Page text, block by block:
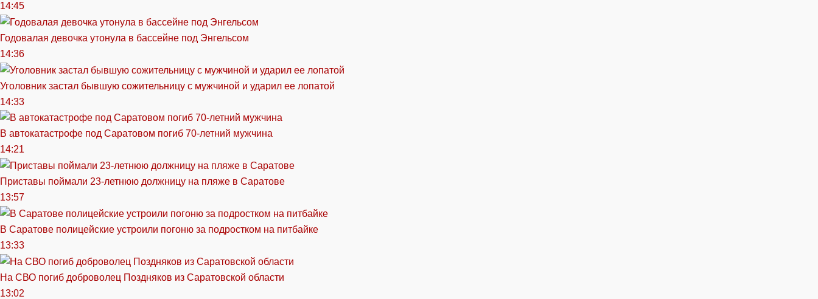
14:45
Годовалая девочка утонула в бассейне под Энгельсом
14:36
Уголовник застал бывшую сожительницу с мужчиной и ударил ее лопатой
14:33
В автокатастрофе под Саратовом погиб 70-летний мужчина
14:21
Приставы поймали 23-летнюю должницу на пляже в Саратове
13:57
В Саратове полицейские устроили погоню за подростком на питбайке
13:33
На СВО погиб доброволец Поздняков из Саратовской области
13:02